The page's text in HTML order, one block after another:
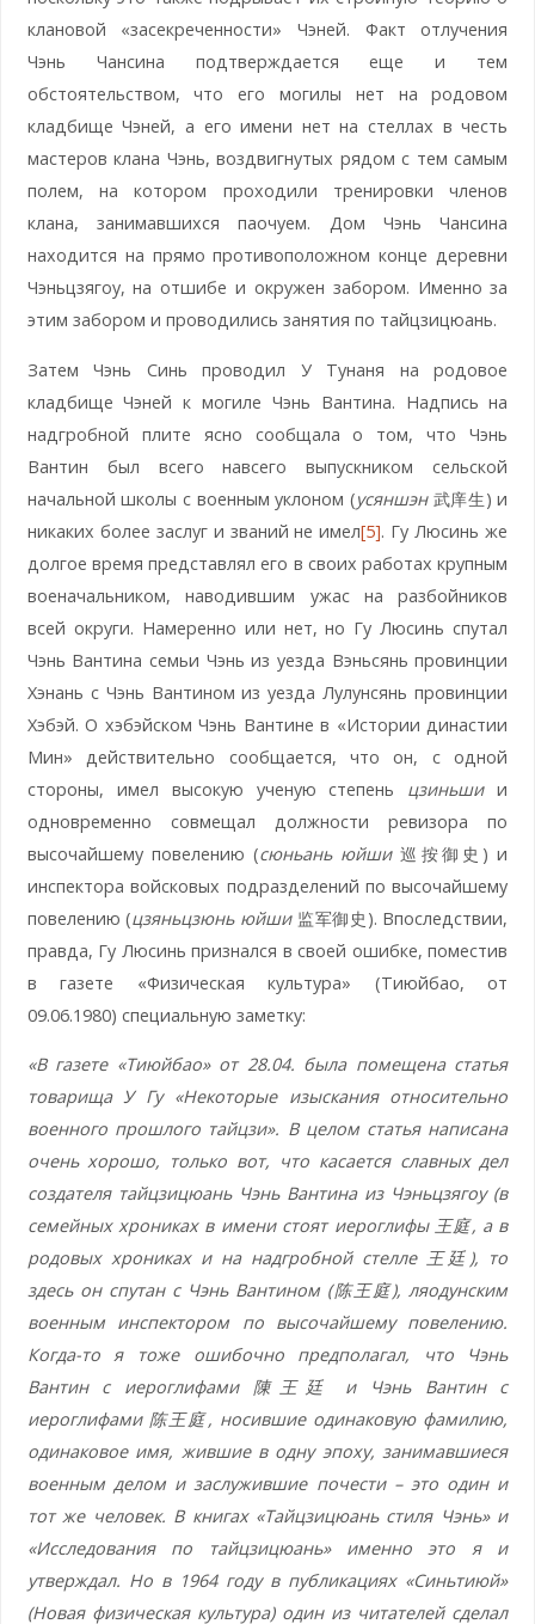
клановой «засекреченности» Чэней. Факт отлучения
Чэнь Чансина подтверждается еще и тем
обстоятельством, что его могилы нет на родовом
кладбище Чэней, а его имени нет на стеллах в честь
мастеров клана Чэнь, воздвигнутых рядом с тем самым
полем, на котором проходили тренировки членов
клана, занимавшихся паочуем. Дом Чэнь Чансина
находится на прямо противоположном конце деревни
Чэньцзягоу, на отшибе и окружен забором. Именно за
этим забором и проводились занятия по тайцзицюань.
Затем Чэнь Синь проводил У Тунаня на родовое
кладбище Чэней к могиле Чэнь Вантина. Надпись на
надгробной плите ясно сообщала о том, что Чэнь
Вантин был всего навсего выпускником сельской
начальной школы с военным уклоном (усяншэн武庠生) и
никаких более заслуг и званий не имел[5]. Гу Люсинь же
долгое время представлял его в своих работах крупным
военачальником, наводившим ужас на разбойников
всей округи. Намеренно или нет, но Гу Люсинь спутал
Чэнь Вантина семьи Чэнь из уезда Вэньсянь провинции
Хэнань с Чэнь Вантином из уезда Лулунсянь провинции
Хэбэй. О хэбэйском Чэнь Вантине в «Истории династии
Мин» действительно сообщается, что он, с одной
стороны, имел высокую ученую степень цзиньшии
одновременно совмещал должности ревизора по
высочайшему повелению (сюньань юйши巡按御史) и
инспектора войсковых подразделений по высочайшему
повелению (цзяньцзюнь юйши监军御史). Впоследствии,
правда, Гу Люсинь признался в своей ошибке, поместив
в газете «Физическая культура» (Тиюйбао, от
09.06.1980) специальную заметку:
«В газете «Тиюйбао» от 28.04. была помещена статья
товарища У Гу «Некоторые изыскания относительно
военного прошлого тайцзи». В целом статья написана
очень хорошо, только вот, что касается славных дел
создателя тайцзицюань Чэнь Вантина из Чэньцзягоу (в
семейных хрониках в имени стоят иероглифы 王庭, а в
родовых хрониках и на надгробной стелле 王廷 ), то
здесь он спутан с Чэнь Вантином (陈王庭), ляодунским
военным инспектором по высочайшему повелению.
Когда-то я тоже ошибочно предполагал, что Чэнь
Вантин с иероглифами 陳 王廷
и Чэнь Вантин с
иероглифами 陈王庭, носившие одинаковую фамилию,
одинаковое имя, жившие в одну эпоху, занимавшиеся
военным делом и заслужившие почести – это один и
тот же человек. В книгах «Тайцзицюань стиля Чэнь» и
«Исследования по тайцзицюань» именно это я и
утверждал. Но в 1964 году в публикациях «Синьтиюй»
(Новая физическая культура) один из читателей сделал